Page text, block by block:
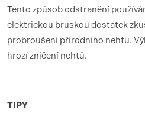
Tento způsob odstranění
elektrickou bruskou dostatek
probroušení přírodního nehtu.
hrozí zničení nehtů.
TIPY